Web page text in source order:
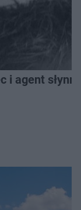
i agent